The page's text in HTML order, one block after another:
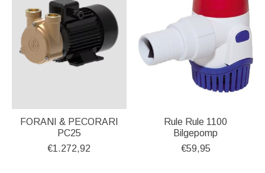
FORANI & PECORARI
PC25
€1.272,92
Rule Rule 1100
Bilgepomp
€59,95